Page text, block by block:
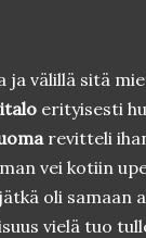
välillä sitä
erityisesti
revitteli
vei kotiin
oli samaan
vielä tuo